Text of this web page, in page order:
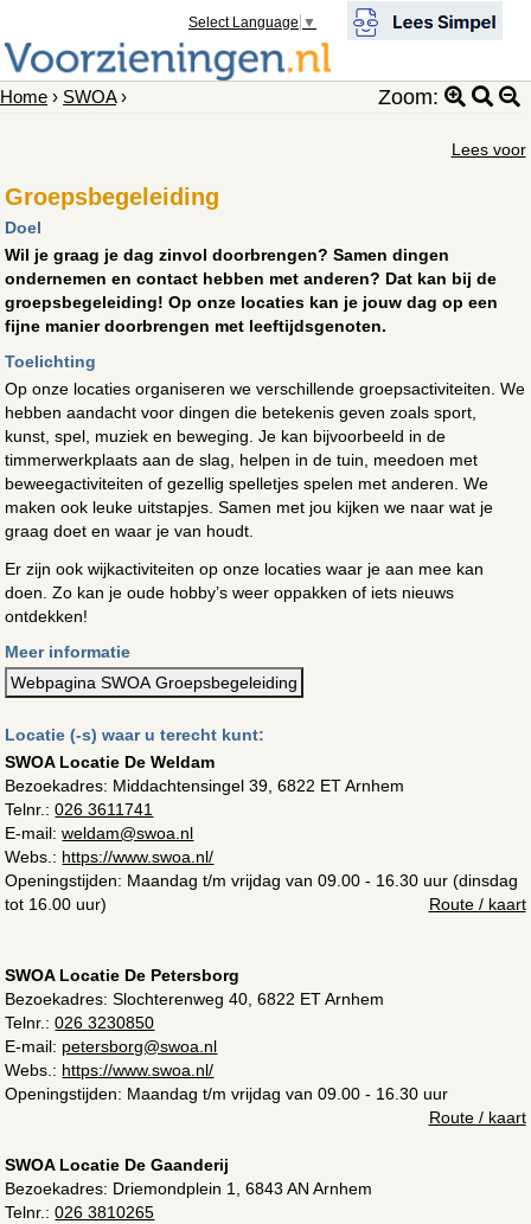
Select Language ▼
Home › SWOA› Zoom:
Lees voor
Groepsbegeleiding
Doel
Wil je graag je dag zinvol doorbrengen? Samen dingen
ondernemen en contact hebben met anderen? Dat kan bij de
groepsbegeleiding! Op onze locaties kan je jouw dag op een
fijne manier doorbrengen met leeftijdsgenoten.
Toelichting
Op onze locaties organiseren we verschillende groepsactiviteiten. We
hebben aandacht voor dingen die betekenis geven zoals sport,
kunst, spel, muziek en beweging. Je kan bijvoorbeeld in de
timmerwerkplaats aan de slag, helpen in de tuin, meedoen met
beweegactiviteiten of gezellig spelletjes spelen met anderen. We
maken ook leuke uitstapjes. Samen met jou kijken we naar wat je
graag doet en waar je van houdt.
Er zijn ook wijkactiviteiten op onze locaties waar je aan mee kan
doen. Zo kan je oude hobby’s weer oppakken of iets nieuws
ontdekken!
Meer informatie
Webpagina SWOA Groepsbegeleiding
Locatie (-s) waar u terecht kunt:
SWOA Locatie De Weldam
Bezoekadres: Middachtensingel 39, 6822 ET Arnhem
Telnr.:026 3611741
E-mail:weldam@swoa.nl
Webs.: https://www.swoa.nl/
Openingstijden: Maandag t/m vrijdag van 09.00 - 16.30 uur (dinsdag
tot 16.00 uur)
Route / kaart
SWOA Locatie De Petersborg
Bezoekadres:Slochterenweg 40, 6822 ET Arnhem
Telnr.:026 3230850
E-mail: petersborg@swoa.nl
Webs.: https://www.swoa.nl/
Openingstijden: Maandag t/m vrijdag van 09.00 - 16.30 uur
Route / kaart
SWOA Locatie De Gaanderij
Bezoekadres: Driemondplein 1, 6843 AN Arnhem
Telnr.:026 3810265